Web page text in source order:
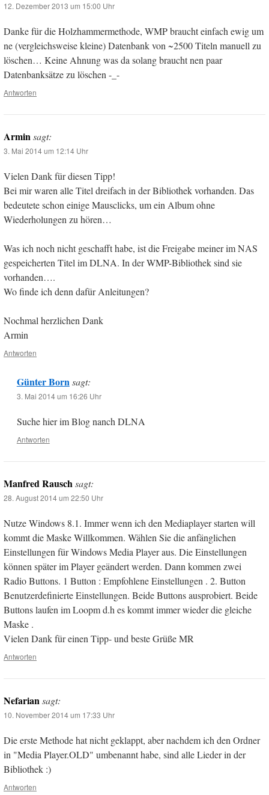
12. Dezember 2013 um 15:00 Uhr
Danke für die Holzhammermethode, WMP braucht einfach ewig um
ne (vergleichsweise kleine) Datenbank von ~2500 Titeln manuell zu
löschen… Keine Ahnung was da solang braucht nen paar
Datenbanksätze zu löschen -_-
Antworten
Arminsagt:
3. Mai 2014 um 12:14 Uhr
Vielen Dank für diesen Tipp!
Bei mir waren alle Titel dreifach in der Bibliothek vorhanden. Das
bedeutete schon einige Mausclicks, um ein Album ohne
Wiederholungen zu hören…
Was ich noch nicht geschafft habe, ist die Freigabe meiner im NAS
gespeicherten Titel im DLNA. In der WMP-Bibliothek sind sie
vorhanden….
Wo finde ich denn dafür Anleitungen?
Nochmal herzlichen Dank
Armin
Antworten
Günter Born sagt:
3. Mai 2014 um 16:26 Uhr
Suche hier im Blog nanch DLNA
Antworten
Manfred Rauschsagt:
28. August 2014 um 22:50 Uhr
Nutze Windows 8.1. Immer wenn ich den Mediaplayer starten will
kommt die Maske Willkommen. Wählen Sie die anfänglichen
Einstellungen für Windows Media Player aus. Die Einstellungen
können später im Player geändert werden. Dann kommen zwei
Radio Buttons. 1 Button : Empfohlene Einstellungen . 2. Button
Benutzerdefinierte Einstellungen. Beide Buttons ausprobiert. Beide
Buttons laufen im Loopm d.h es kommt immer wieder die gleiche
Maske .
Vielen Dank für einen Tipp- und beste Grüße MR
Antworten
Nefariansagt:
10. November 2014 um 17:33 Uhr
Die erste Methode hat nicht geklappt, aber nachdem ich den Ordner
in "Media Player.OLD" umbenannt habe, sind alle Lieder in der
Bibliothek :)
Antworten